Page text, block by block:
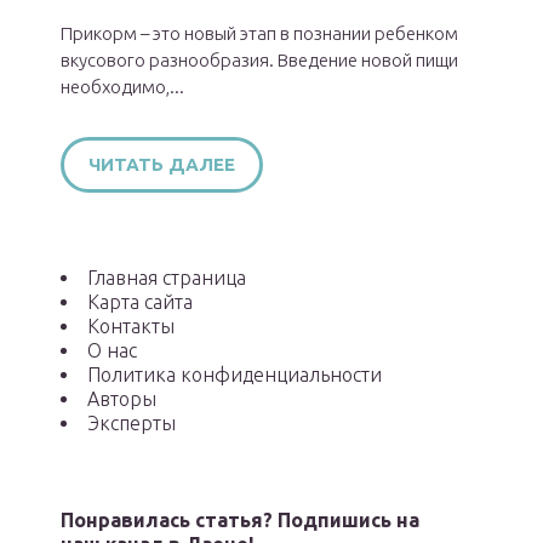
Прикорм – это новый этап в познании ребенком
вкусового разнообразия. Введение новой пищи
необходимо,...
ЧИТАТЬ ДАЛЕЕ
Главная страница
Карта сайта
Контакты
О нас
Политика конфиденциальности
Авторы
Эксперты
Понравилась статья? Подпишись на